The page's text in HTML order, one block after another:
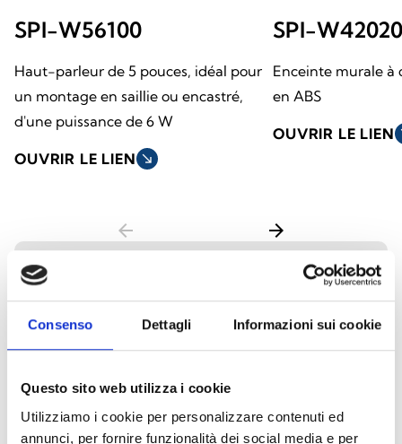
Consenso Dettagli Informazioni sui cookie
Questo sito web utilizza i cookie
Utilizziamo i cookie per personalizzare contenuti ed
annunci, per fornire funzionalità dei social media e per
SPI-W56100
Haut-parleur de 5 pouces, idéal pour
un montage en saillie ou encastré,
d'une puissance de 6 W
OUVRIR LE LIEN south_east
SPI-
Enceinte murale à
en ABS
OUVRIR LE LIEN
arrow_back arrow_forward
Haut-parleurs suspendus
Les enceintes suspendues au plafond sont
plafonds ou les grands espaces. Idéales pour